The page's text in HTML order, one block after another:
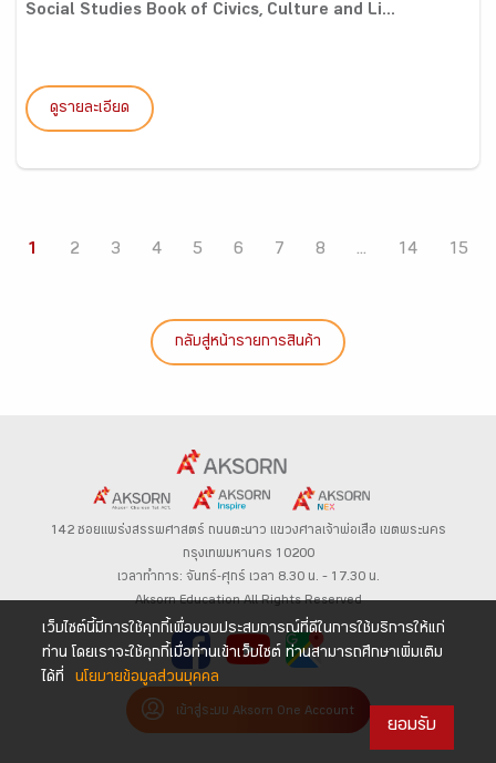
Social Studies Book of Civics, Culture and Li...
ดูรายละเอียด
1 2 3 4 5 6 7 8 ... 14 15
กลับสู่หน้ารายการสินค้า
142 ซอยแพร่งสรรพศาสตร์ ถนนตะนาว แขวงศาลเจ้าพ่อเสือ เขตพระนคร
กรุงเทพมหานคร 10200
เวลาทำการ: จันทร์-ศุกร์ เวลา 8.30 น. – 17.30 น.
Aksorn Education All Rights Reserved
เข้าสู่ระบบ Aksorn One Account
เว็บไซต์นี้มีการใช้คุกกี้เพื่อมอบประสบการณ์ที่ดีในการใช้บริการให้แก่
ท่าน โดยเราจะใช้คุกกี้เมื่อท่านเข้าเว็บไซต์ ท่านสามารถศึกษาเพิ่มเติม
ได้ที่
นโยบายข้อมูลส่วนบุคคล
ยอมรับ